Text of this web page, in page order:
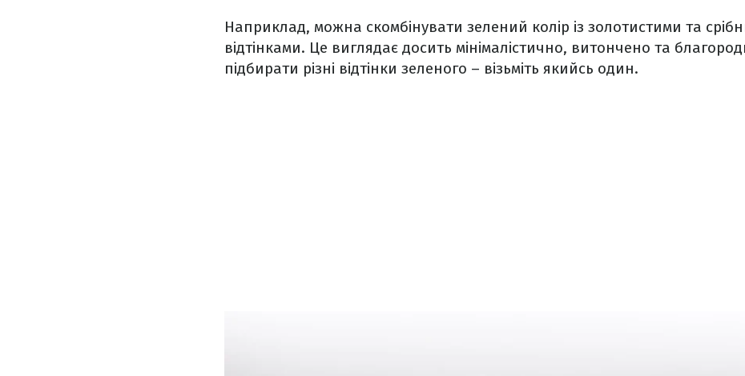
Наприклад, можна скомбінувати зелений колір із золотистими та
відтінками. Це виглядає досить мінімалістично, витончено та
підбирати різні відтінки зеленого – візьміть якийсь один.